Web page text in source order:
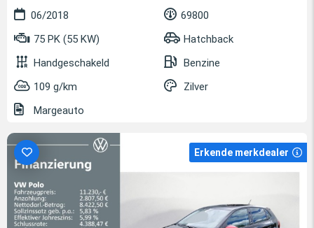
06/2018
69800
75 PK (55 KW)
Hatchback
Handgeschakeld
Benzine
109 g/km
Zilver
Margeauto
Erkende merkdealer